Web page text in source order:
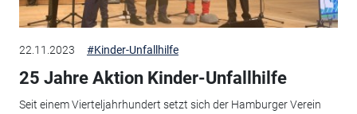
22.11.2023 #Kinder-Unfallhilfe
25 Jahre Aktion Kinder-Unfallhilfe
Seit einem Vierteljahrhundert setzt sich der Hamburger Verein